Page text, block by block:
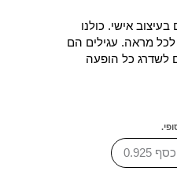
אישי. כולנו
לכל מראה. עגילים הם
לשדרג כל הופעה
0.925